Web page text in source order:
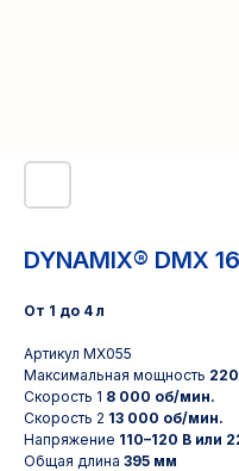
DYNAMIX® DMX
От 1 до 4 л
Артикул MX055
Максимальная мощность
Скорость 1 8 000 об/мин.
Скорость 2 13 000 об/мин.
Напряжение 110–120 В или
Общая длина 395 мм